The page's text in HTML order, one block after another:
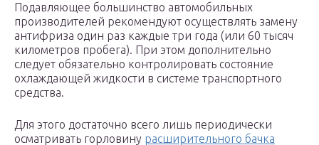
Подавляющее большинство автомобильных
производителей рекомендуют осуществлять замену
антифриза один раз каждые три года (или 60 тысяч
километров пробега). При этом дополнительно
следует обязательно контролировать состояние
охлаждающей жидкости в системе транспортного
средства.
Для этого достаточно всего лишь периодически
осматривать горловину расширительного бачка